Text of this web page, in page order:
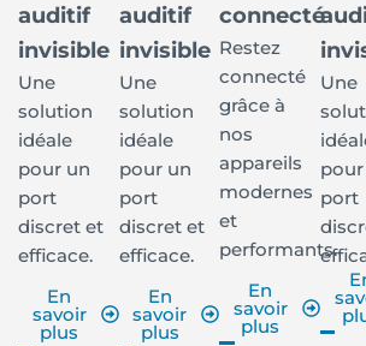
auditif
invisible
Une
solution
idéale
pour un
port
discret et
efficace.
En
savoir
plus
auditif
invisible
Une
solution
idéale
pour un
port
discret et
efficace.
En
savoir
plus
connecté
Restez
connecté
grâce à
nos
appareils
modernes
et
performants.
En
savoir
plus
Une
port